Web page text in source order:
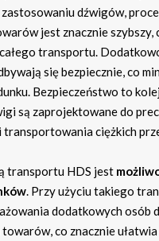
zastosowaniu dźwigów,
jest znacznie szybszy,
transportu.
się bezpiecznie, co
Bezpieczeństwo to
są zaprojektowane do
transportowania ciężkich
transportu HDS jest
. Przy użyciu takiego
dodatkowych osób
towarów, co znacznie